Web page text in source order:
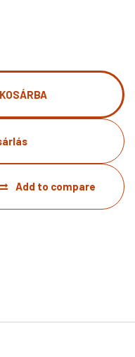
KOSÁRBA
Add to compare